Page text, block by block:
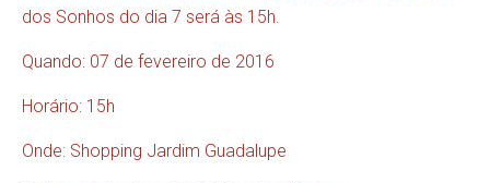
dos Sonhos do dia 7 será às 15h.
Quando: 07 de fevereiro de 2016
Horário: 15h
Onde: Shopping Jardim Guadalupe